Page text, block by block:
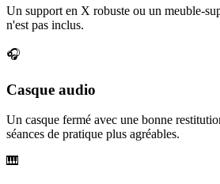
Un support en X robuste ou un meuble-
n'est pas inclus.
🎧
Casque audio
Un casque fermé avec une bonne
séances de pratique plus agréables.
🎹